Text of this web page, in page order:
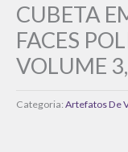
CUBETA
FACES
VOLUME
Categoria: Artefatos De